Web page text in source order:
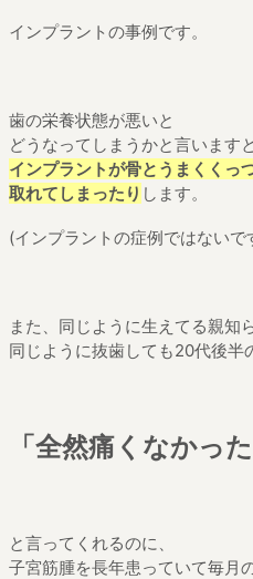
インプラントの事例です。
歯の栄養状態が悪いと
どうなってしまうかと言いますと
インプラントが骨とうまくくっ
取れてしまったり します。
(インプラントの症例ではないで
また、同じように生えてる親知
同じように抜歯しても20代後半
「全然痛くなかっ
と言ってくれるのに、
子宮筋腫を長年患っていて毎月